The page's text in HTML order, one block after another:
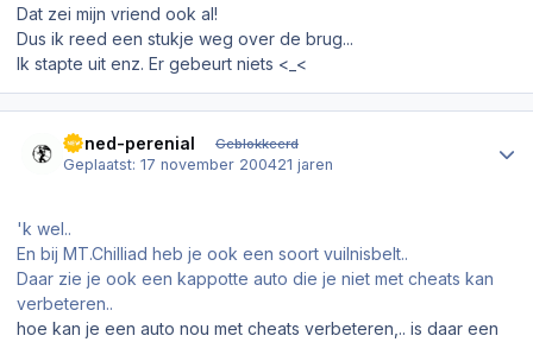
Dat zei mijn vriend ook al!
Dus ik reed een stukje weg over de brug...
Ik stapte uit enz. Er gebeurt niets <_<
Tuned-perenial Geblokkeerd
Geplaatst:17 november 200421 jaren
'k wel..
En bij MT.Chilliad heb je ook een soort vuilnisbelt..
Daar zie je ook een kappotte auto die je niet met cheats kan
verbeteren..
hoe kan je een auto nou met cheats verbeteren,.. is daar een